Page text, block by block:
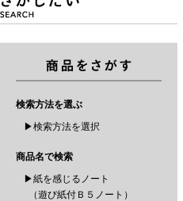
検索方法を選ぶ
▶検索方法を選択
商品名で検索
▶紙を感じるノート
（遊び紙付Ｂ５ノート）